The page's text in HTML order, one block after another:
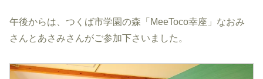
午後からは、つくば市学園の森「MeeToco幸座」なおみ
さんとあさみさんがご参加下さいました。